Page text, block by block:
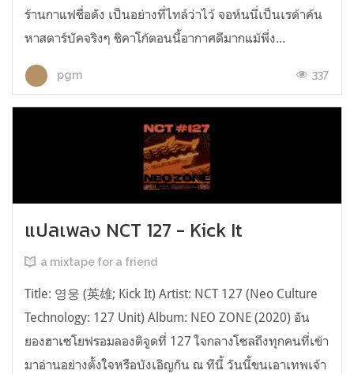
ร้านกาแฟชื่อดัง เป็นอย่างที่ไทล์ว่าไว้ จอห์นนี่เป็นเรด้าค้น
หาสตาร์บัคจริงๆ ชิคาโก้ตอนนี้อากาศดีมากแม้พึ่ง...
pgm 337
แปลเพลง NCT 127 - Kick It
a mixtape for a friend
Title: 영웅 (英雄; Kick It) Artist: NCT 127 (Neo Culture
Technology: 127 Unit) Album: NEO ZONE (2020) อัน
ยองฮาเซโยฟรอมลองติจูดที่ 127 ใจกลางโซลถึงทุกคนที่เข้า
มาอ่านอย่างตั้งใจหรือบังเอิญกัน ณ ทีนี้ วันนี้ขนเอาเทพเจ้า